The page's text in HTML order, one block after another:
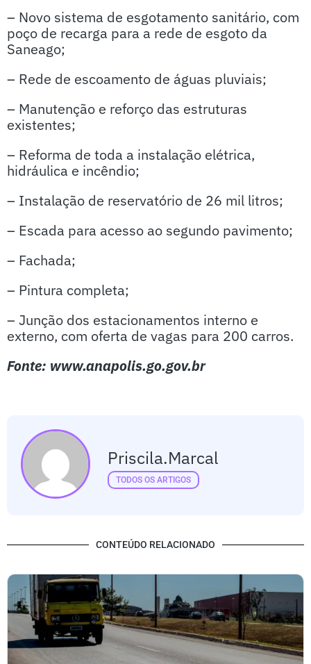
– Novo sistema de esgotamento sanitário, com
poço de recarga para a rede de esgoto da
Saneago;
– Rede de escoamento de águas pluviais;
– Manutenção e reforço das estruturas
existentes;
– Reforma de toda a instalação elétrica,
hidráulica e incêndio;
– Instalação de reservatório de 26 mil litros;
– Escada para acesso ao segundo pavimento;
– Fachada;
– Pintura completa;
– Junção dos estacionamentos interno e
externo, com oferta de vagas para 200 carros.
Fonte: www.anapolis.go.gov.br
Priscila.marcal
TODOS OS ARTIGOS
CONTEÚDO RELACIONADO